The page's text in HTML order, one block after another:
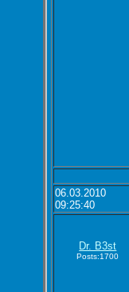
06.03.2010
09:25:40
Dr. B3st
Posts:1700